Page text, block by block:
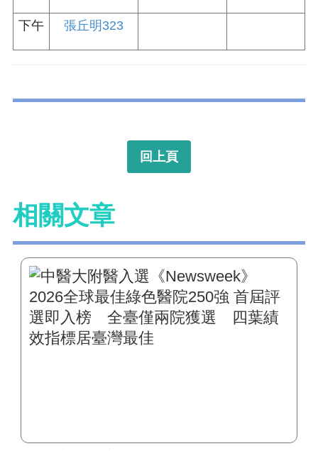
下午 張丘明323
回上頁
相關文章